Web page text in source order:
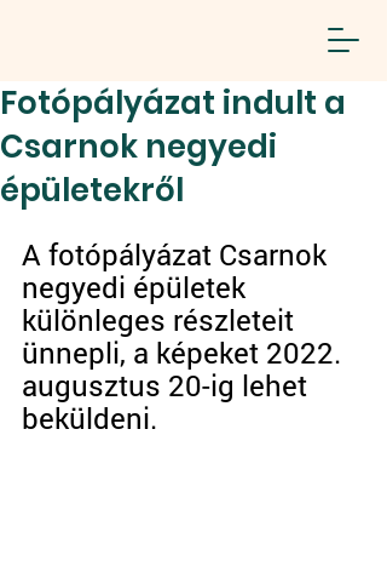
Fotópályázat indult a
Csarnok negyedi
épületekről
A fotópályázat Csarnok
negyedi épületek
különleges részleteit
ünnepli, a képeket 2022.
augusztus 20-ig lehet
beküldeni.